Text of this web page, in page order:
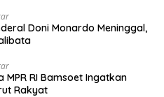
Doni Monardo Meninggal,
MPR RI Bamsoet Ingatkan
Rakyat